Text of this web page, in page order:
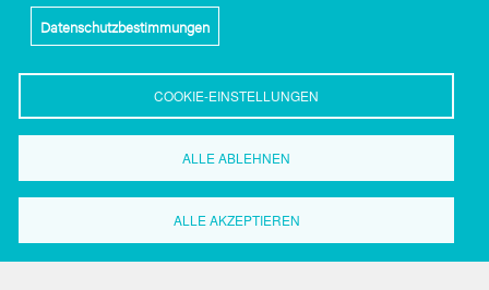
Datenschutzbestimmungen
COOKIE-EINSTELLUNGEN
ALLE ABLEHNEN
ALLE AKZEPTIEREN
Wirtschaftsförderung
Dortmund